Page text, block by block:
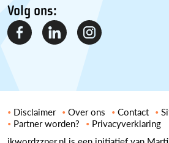
Volg ons:
Disclaimer Over ons Contact
Partner worden?
Privacyverklaring